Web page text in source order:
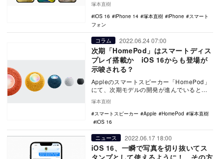
る…
塚本直樹
iOS 16
iPhone 14 塚本直樹 iPhone
スマート
フォン
コラム 2022.06.24 07:00
次期「HomePod」はスマートディス
プレイ搭載か iOS 16からも登場が
示唆される？
Appleのスマートスピーカー「HomePod」
にて、次期モデルの開発が進んでいるとの
塚本直樹
スマートスピーカー
Apple HomePod
塚本直樹
iOS 16
ニュース 2022.06.17 18:00
iOS 16、一瞬で写真を切り抜いてス